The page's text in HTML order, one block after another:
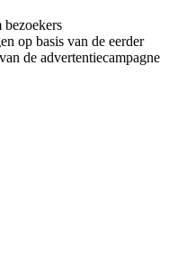
op basis van de eerder
de advertentiecampagne